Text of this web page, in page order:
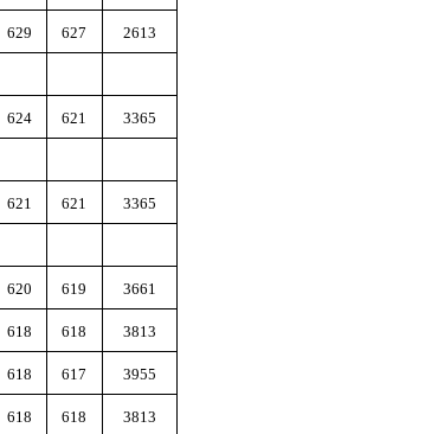
629 627 2613
624 621 3365
621 621 3365
620 619 3661
618 618 3813
618 617 3955
618 618 3813